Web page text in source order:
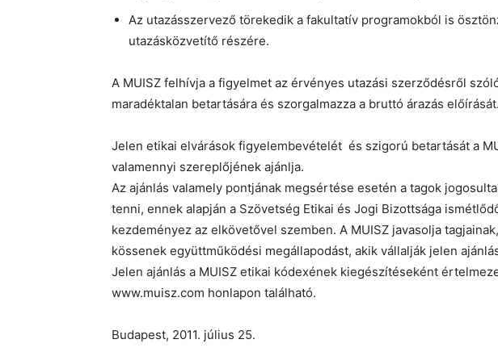
Az utazásszervező törekedik a fakultatív programokból is
utazásközvetítő részére.
A MUISZ felhívja a figyelmet az érvényes utazási szerződésről
maradéktalan betartására és szorgalmazza a bruttó árazás előírását.
Jelen etikai elvárások figyelembevételét és szigorú betartását a
valamennyi szereplőjének ajánlja.
Az ajánlás valamely pontjának megsértése esetén a tagok
tenni, ennek alapján a Szövetség Etikai és Jogi Bizottsága
kezdeményez az elkövetővel szemben. A MUISZ javasolja
kössenek együttműködési megállapodást, akik vállalják jelen
Jelen ajánlás a MUISZ etikai kódexének kiegészítéseként
www.muisz.com honlapon található.
Budapest, 2011. július 25.